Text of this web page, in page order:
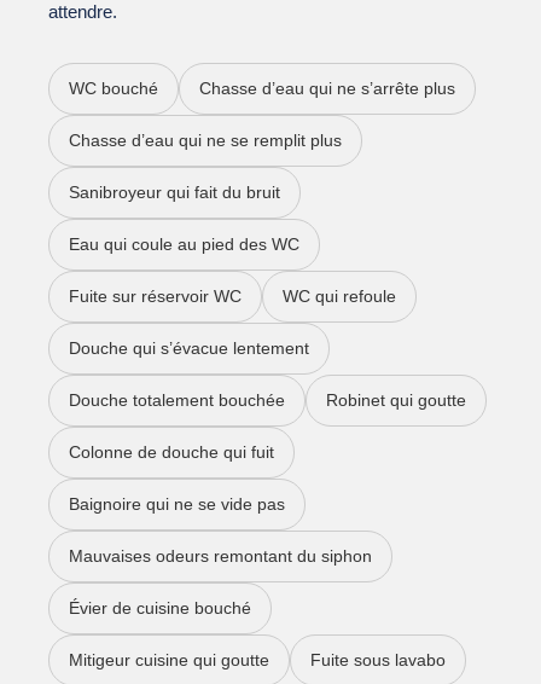
attendre.
WC bouché Chasse d’eau qui ne s’arrête plus
Chasse d’eau qui ne se remplit plus
Sanibroyeur qui fait du bruit
Eau qui coule au pied des WC
Fuite sur réservoir WC WC qui refoule
Douche qui s’évacue lentement
Douche totalement bouchée Robinet qui goutte
Colonne de douche qui fuit
Baignoire qui ne se vide pas
Mauvaises odeurs remontant du siphon
Évier de cuisine bouché
Mitigeur cuisine qui goutte Fuite sous lavabo